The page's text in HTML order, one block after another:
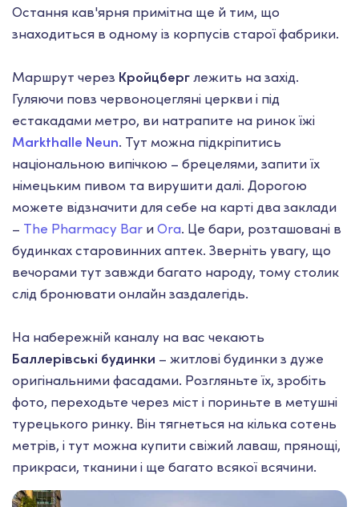
Остання кав'ярня примітна ще й тим, що
знаходиться в одному із корпусів старої фабрики.
Маршрут через Кройцберглежить на захід.
Гуляючи повз червоноцегляні церкви і під
естакадами метро, ​​ви натрапите на ринок їжі
Markthalle Neun. Тут можна підкріпитись
національною випічкою – брецелями, запити їх
німецьким пивом та вирушити далі. Дорогою
можете відзначити для себе на карті два заклади
– The Pharmacy Bar иOra. Це бари, розташовані в
будинках старовинних аптек. Зверніть увагу, що
вечорами тут завжди багато народу, тому столик
слід бронювати онлайн заздалегідь.
На набережній каналу на вас чекають
Баллерівські будинки – житлові будинки з дуже
оригінальними фасадами. Розгляньте їх, зробіть
фото, переходьте через міст і пориньте в метушні
турецького ринку. Він тягнеться на кілька сотень
метрів, і тут можна купити свіжий лаваш, прянощі,
прикраси, тканини і ще багато всякої всячини.